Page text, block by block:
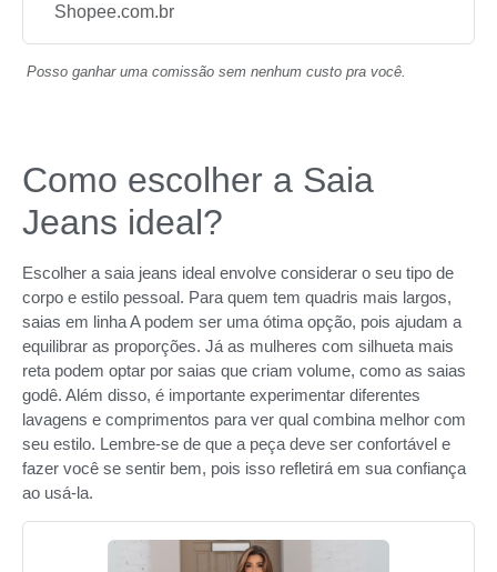
Shopee.com.br
Posso ganhar uma comissão sem nenhum custo pra você.
Como escolher a Saia
Jeans ideal?
Escolher a saia jeans ideal envolve considerar o seu tipo de
corpo e estilo pessoal. Para quem tem quadris mais largos,
saias em linha A podem ser uma ótima opção, pois ajudam a
equilibrar as proporções. Já as mulheres com silhueta mais
reta podem optar por saias que criam volume, como as saias
godê. Além disso, é importante experimentar diferentes
lavagens e comprimentos para ver qual combina melhor com
seu estilo. Lembre-se de que a peça deve ser confortável e
fazer você se sentir bem, pois isso refletirá em sua confiança
ao usá-la.